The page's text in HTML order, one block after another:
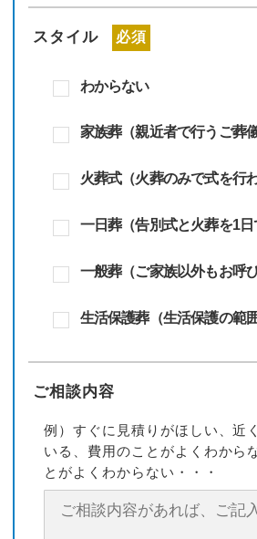
スタイル 必須
わからない
家族葬（親近者で行うご葬儀
火葬式（火葬のみで式を行
一日葬（告別式と火葬を1日
一般葬（ご家族以外もお呼
生活保護葬（生活保護の範
ご相談内容
例）すぐに見積りがほしい、近
いる、費用のことがよくわから
とがよくわからない・・・